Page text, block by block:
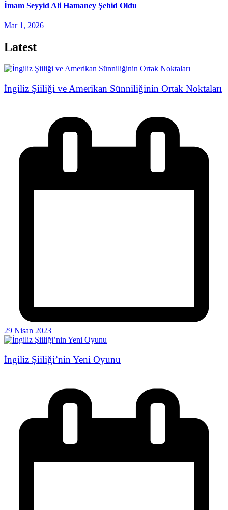
İmam Seyyid Ali Hamaney Şehid Oldu
Mar 1, 2026
Latest
İngiliz Şiiliği ve Amerikan Sünniliğinin Ortak Noktaları
29 Nisan 2023
İngiliz Şiiliği’nin Yeni Oyunu